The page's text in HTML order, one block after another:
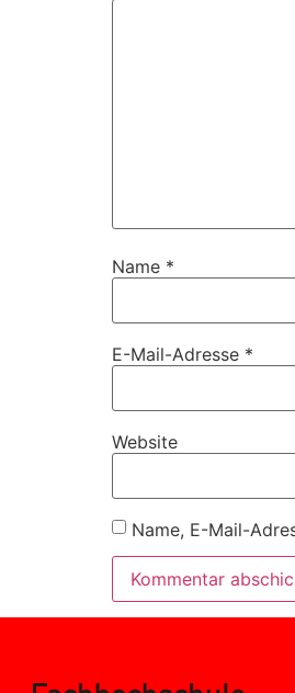
Name *
E-Mail-Adresse *
Website
Name, E-Mail-